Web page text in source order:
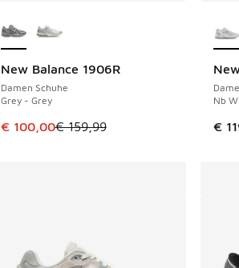
New Balance 1906R
Damen Schuhe
Grey - Grey
Dieser Artikel ist im Sale. Der Preis ist
€ 100,00€ 159,99
SPARE 59 €
Nb
€